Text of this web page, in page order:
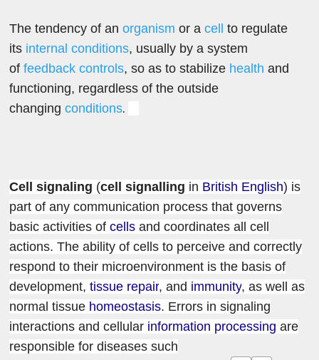
The tendency of anorganism or acell
to regulate
its internal conditions, usually by a system
offeedback controls, so as to stabilize health and
functioning, regardless of the outside
changingconditions.
Cell signaling (cell signalling in British English) is
part of any communication process that governs
basic activities ofcells and coordinates all cell
actions. The ability of cells to perceive and correctly
respond to their microenvironment is the basis of
development,tissue repair, and immunity, as well as
normal tissue homeostasis. Errors in signaling
interactions and cellular information processing are
responsible for diseases such